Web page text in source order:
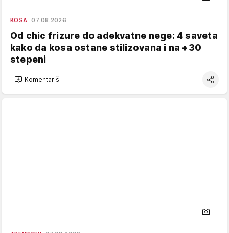
KOSA 07.08.2026.
Od chic frizure do adekvatne nege: 4 saveta
kako da kosa ostane stilizovana i na +30
stepeni
Komentariši